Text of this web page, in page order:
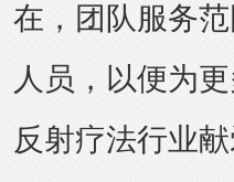
在，团队服务
人员，以便为
反射疗法行业